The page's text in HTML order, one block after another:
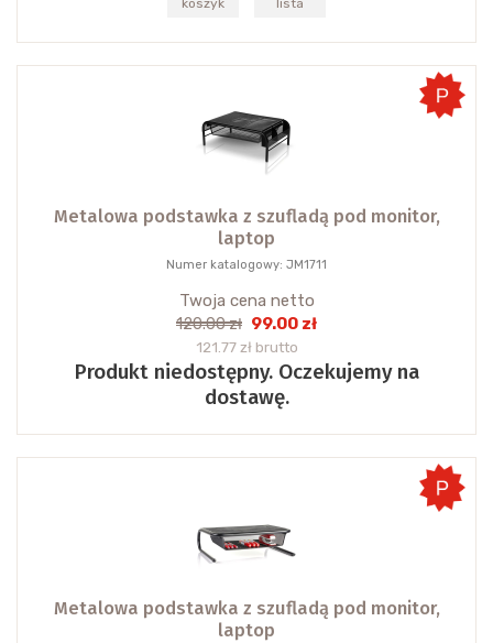
Metalowa podstawka z szufladą pod monitor,
laptop
Numer katalogowy: JM1711
Twoja cena netto
120.00 zł 99.00 zł
121.77 zł brutto
Produkt niedostępny. Oczekujemy na
dostawę.
Metalowa podstawka z szufladą pod monitor,
laptop